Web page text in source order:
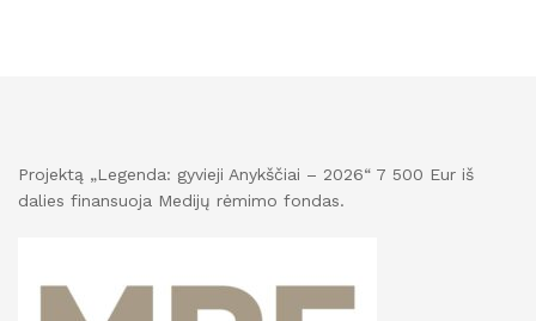
Projektą „Legenda: gyvieji Anykščiai – 2026“ 7 500 Eur iš
dalies finansuoja Medijų rėmimo fondas.